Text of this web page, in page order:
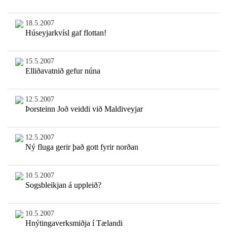
18.5.2007
Húseyjarkvísl gaf flottan!
15.5.2007
Elliðavatnið gefur núna
12.5.2007
Þorsteinn Joð veiddi við Maldiveyjar
12.5.2007
Ný fluga gerir það gott fyrir norðan
10.5.2007
Sogsbleikjan á uppleið?
10.5.2007
Hnýtingaverksmiðja í Tælandi